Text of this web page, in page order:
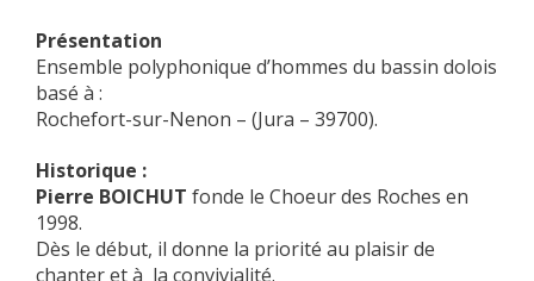
Présentation
Ensemble polyphonique d’hommes du bassin dolois
basé à :
Rochefort-sur-Nenon – (Jura – 39700).
Historique :
Pierre BOICHUT fonde le Choeur des Roches en
1998.
Dès le début, il donne la priorité au plaisir de
chanter et à la convivialité.